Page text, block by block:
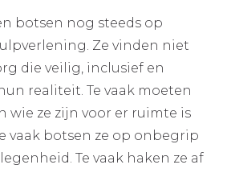
botsen nog steeds op
Ze vinden niet
die veilig, inclusief en
realiteit. Te vaak moeten
wie ze zijn voor er ruimte is
vaak botsen ze op onbegrip
Te vaak haken ze af